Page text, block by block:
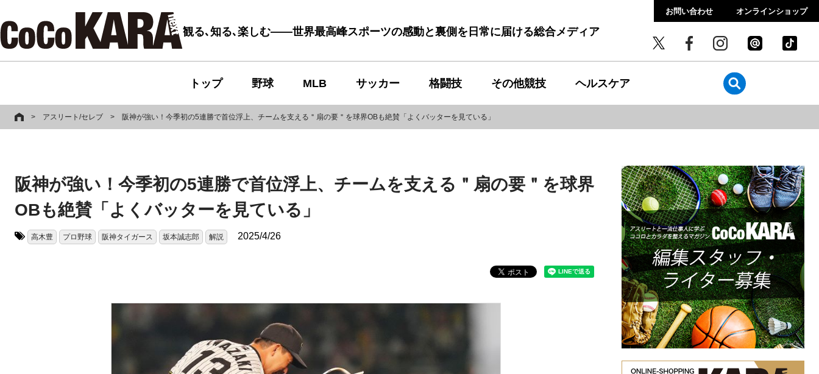
観る､知る､楽しむ――世界最高峰スポーツの感動と裏側を日常に届ける総合メディア
お問い合わせ オンラインショップ
トップ 野球 MLB サッカー 格闘技 その他競技 ヘルスケア
> アスリート/セレブ > 阪神が強い！今季初の5連勝で首位浮上、チームを支える＂扇の要＂を球界OBも絶賛「よくバッターを見ている」
阪神が強い！今季初の5連勝で首位浮上、チームを支える＂扇の要＂を球界
OBも絶賛「よくバッターを見ている」
高木豊 プロ野球 阪神タイガース 坂本誠志郎 解説 2025/4/26